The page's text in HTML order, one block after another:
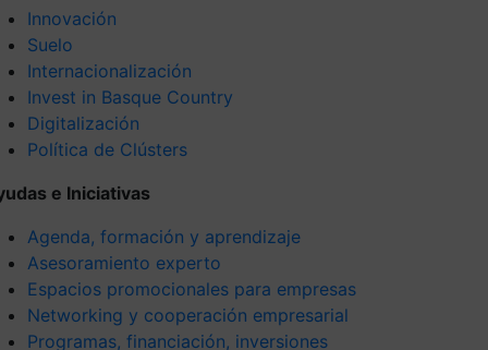
Innovación
Suelo
Internacionalización
Invest in Basque Country
Digitalización
Política de Clústers
e Iniciativas
Agenda, formación y aprendizaje
Asesoramiento experto
Espacios promocionales para empresas
Networking y cooperación empresarial
Programas, financiación, inversiones